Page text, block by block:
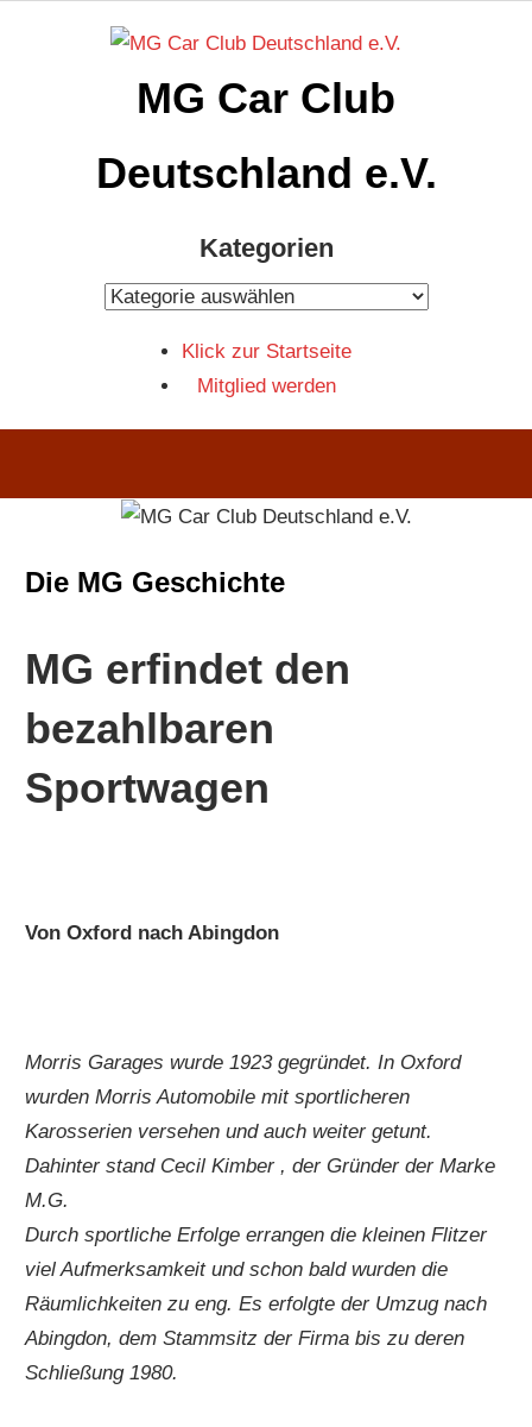
MG Car Club
Deutschland e.V.
Kategorien
Kategorien
Klick zur Startseite
Mitglied werden
Die MG Geschichte
MG erfindet den
bezahlbaren
Sportwagen
Von Oxford nach Abingdon
Morris Garages wurde 1923 gegründet. In Oxford
wurden Morris Automobile mit sportlicheren
Karosserien versehen und auch weiter getunt.
Dahinter stand Cecil Kimber , der Gründer der Marke
M.G.
Durch sportliche Erfolge errangen die kleinen Flitzer
viel Aufmerksamkeit und schon bald wurden die
Räumlichkeiten zu eng. Es erfolgte der Umzug nach
Abingdon, dem Stammsitz der Firma bis zu deren
Schließung 1980.